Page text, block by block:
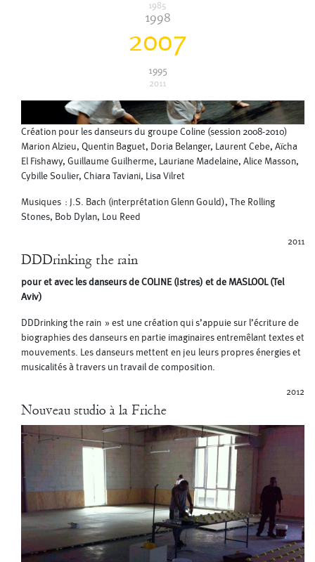
1985
1998
2007
1995
2011
Création pour les danseurs du groupe Coline (session 2008-2010)
Marion Alzieu, Quentin Baguet, Doria Belanger, Laurent Cebe, Aïcha
El Fishawy, Guillaume Guilherme, Lauriane Madelaine, Alice Masson,
Cybille Soulier, Chiara Taviani, Lisa Vilret
Musiques : J.S. Bach (interprétation Glenn Gould), The Rolling
Stones, Bob Dylan, Lou Reed
2011
DDDrinking the rain
pour et avec les danseurs de COLINE (Istres) et de MASLOOL (Tel
Aviv)
DDDrinking the rain » est une création qui s’appuie sur l’écriture de
biographies des danseurs en partie imaginaires entremêlant textes et
mouvements. Les danseurs mettent en jeu leurs propres énergies et
musicalités à travers un travail de composition.
2012
Nouveau studio à la Friche